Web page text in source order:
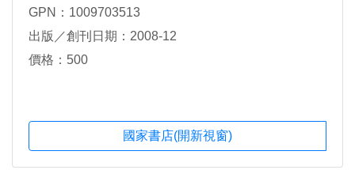
GPN：1009703513
出版／創刊日期：2008-12
價格：500
國家書店(開新視窗)